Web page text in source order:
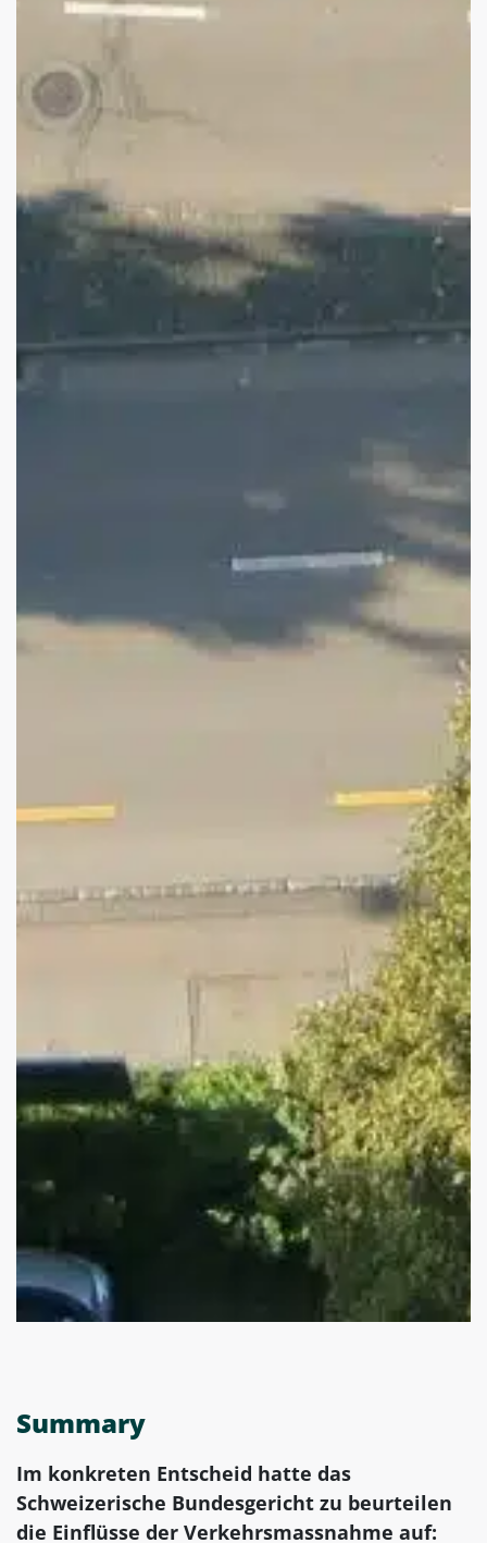
Summary
Im konkreten Entscheid hatte das
Schweizerische Bundesgericht zu beurteilen
die Einflüsse der Verkehrsmassnahme auf: